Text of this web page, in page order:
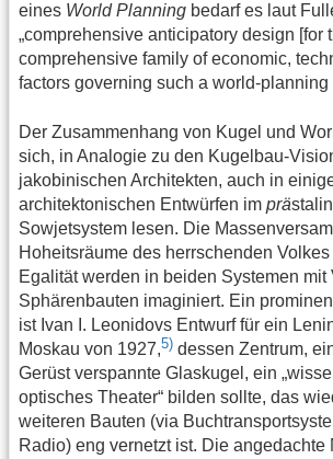
eines World Planning bedarf es laut
„comprehensive anticipatory design [for
comprehensive family of economic,
factors governing such a world-planning
Der Zusammenhang von Kugel und
sich, in Analogie zu den Kugelbau-
jakobinischen Architekten, auch in
architektonischen Entwürfen im prä
Sowjetsystem lesen. Die
Hoheitsräume des herrschenden
Egalität werden in beiden Systemen mit
Sphärenbauten imaginiert. Ein
ist Ivan I. Leonidovs Entwurf für ein
Moskau von 1927,5) dessen Zentrum,
Gerüst verspannte Glaskugel, ein
optisches Theater“ bilden sollte, das
weiteren Bauten (via
Radio) eng vernetzt ist. Die angedachte